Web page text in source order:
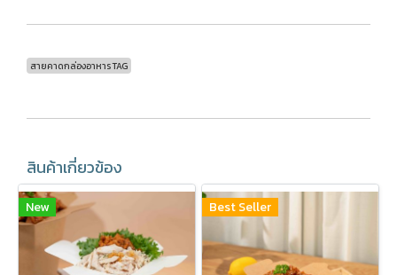
สายคาดกล่องอาหาร TAG
สินค้าเกี่ยวข้อง
New Best Seller